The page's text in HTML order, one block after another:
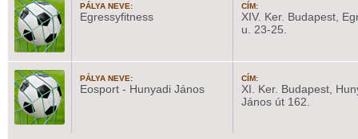
PÁLYA NEVE:
Egressyfitness
CÍM:
XIV. Ker. Budapest,
u. 23-25.
PÁLYA NEVE:
Eosport - Hunyadi János
CÍM:
XI. Ker. Budapest,
János út 162.